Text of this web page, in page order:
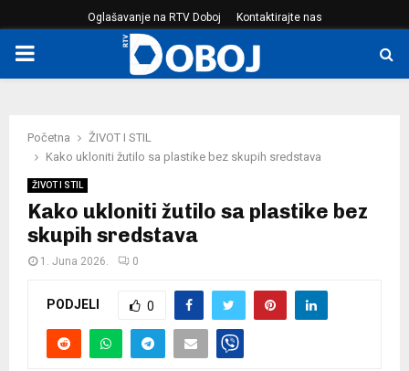
Oglašavanje na RTV Doboj Kontaktirajte nas
PRIMARY
Početna
ŽIVOT I STIL
Kako ukloniti žutilo sa plastike bez skupih sredstava
ŽIVOT I STIL
Kako ukloniti žutilo sa plastike bez
skupih sredstava
1. Juna 2026. 0
PODJELI 0